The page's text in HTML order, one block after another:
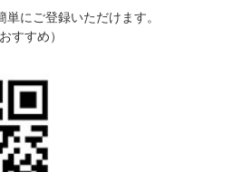
にご登録いただけます。
すすめ）